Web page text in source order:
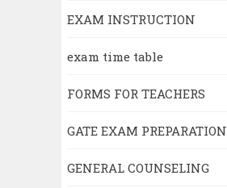
EXAM INSTRUCTION
exam time table
FORMS FOR TEACHERS
GATE EXAM PREPARATION
GENERAL COUNSELING